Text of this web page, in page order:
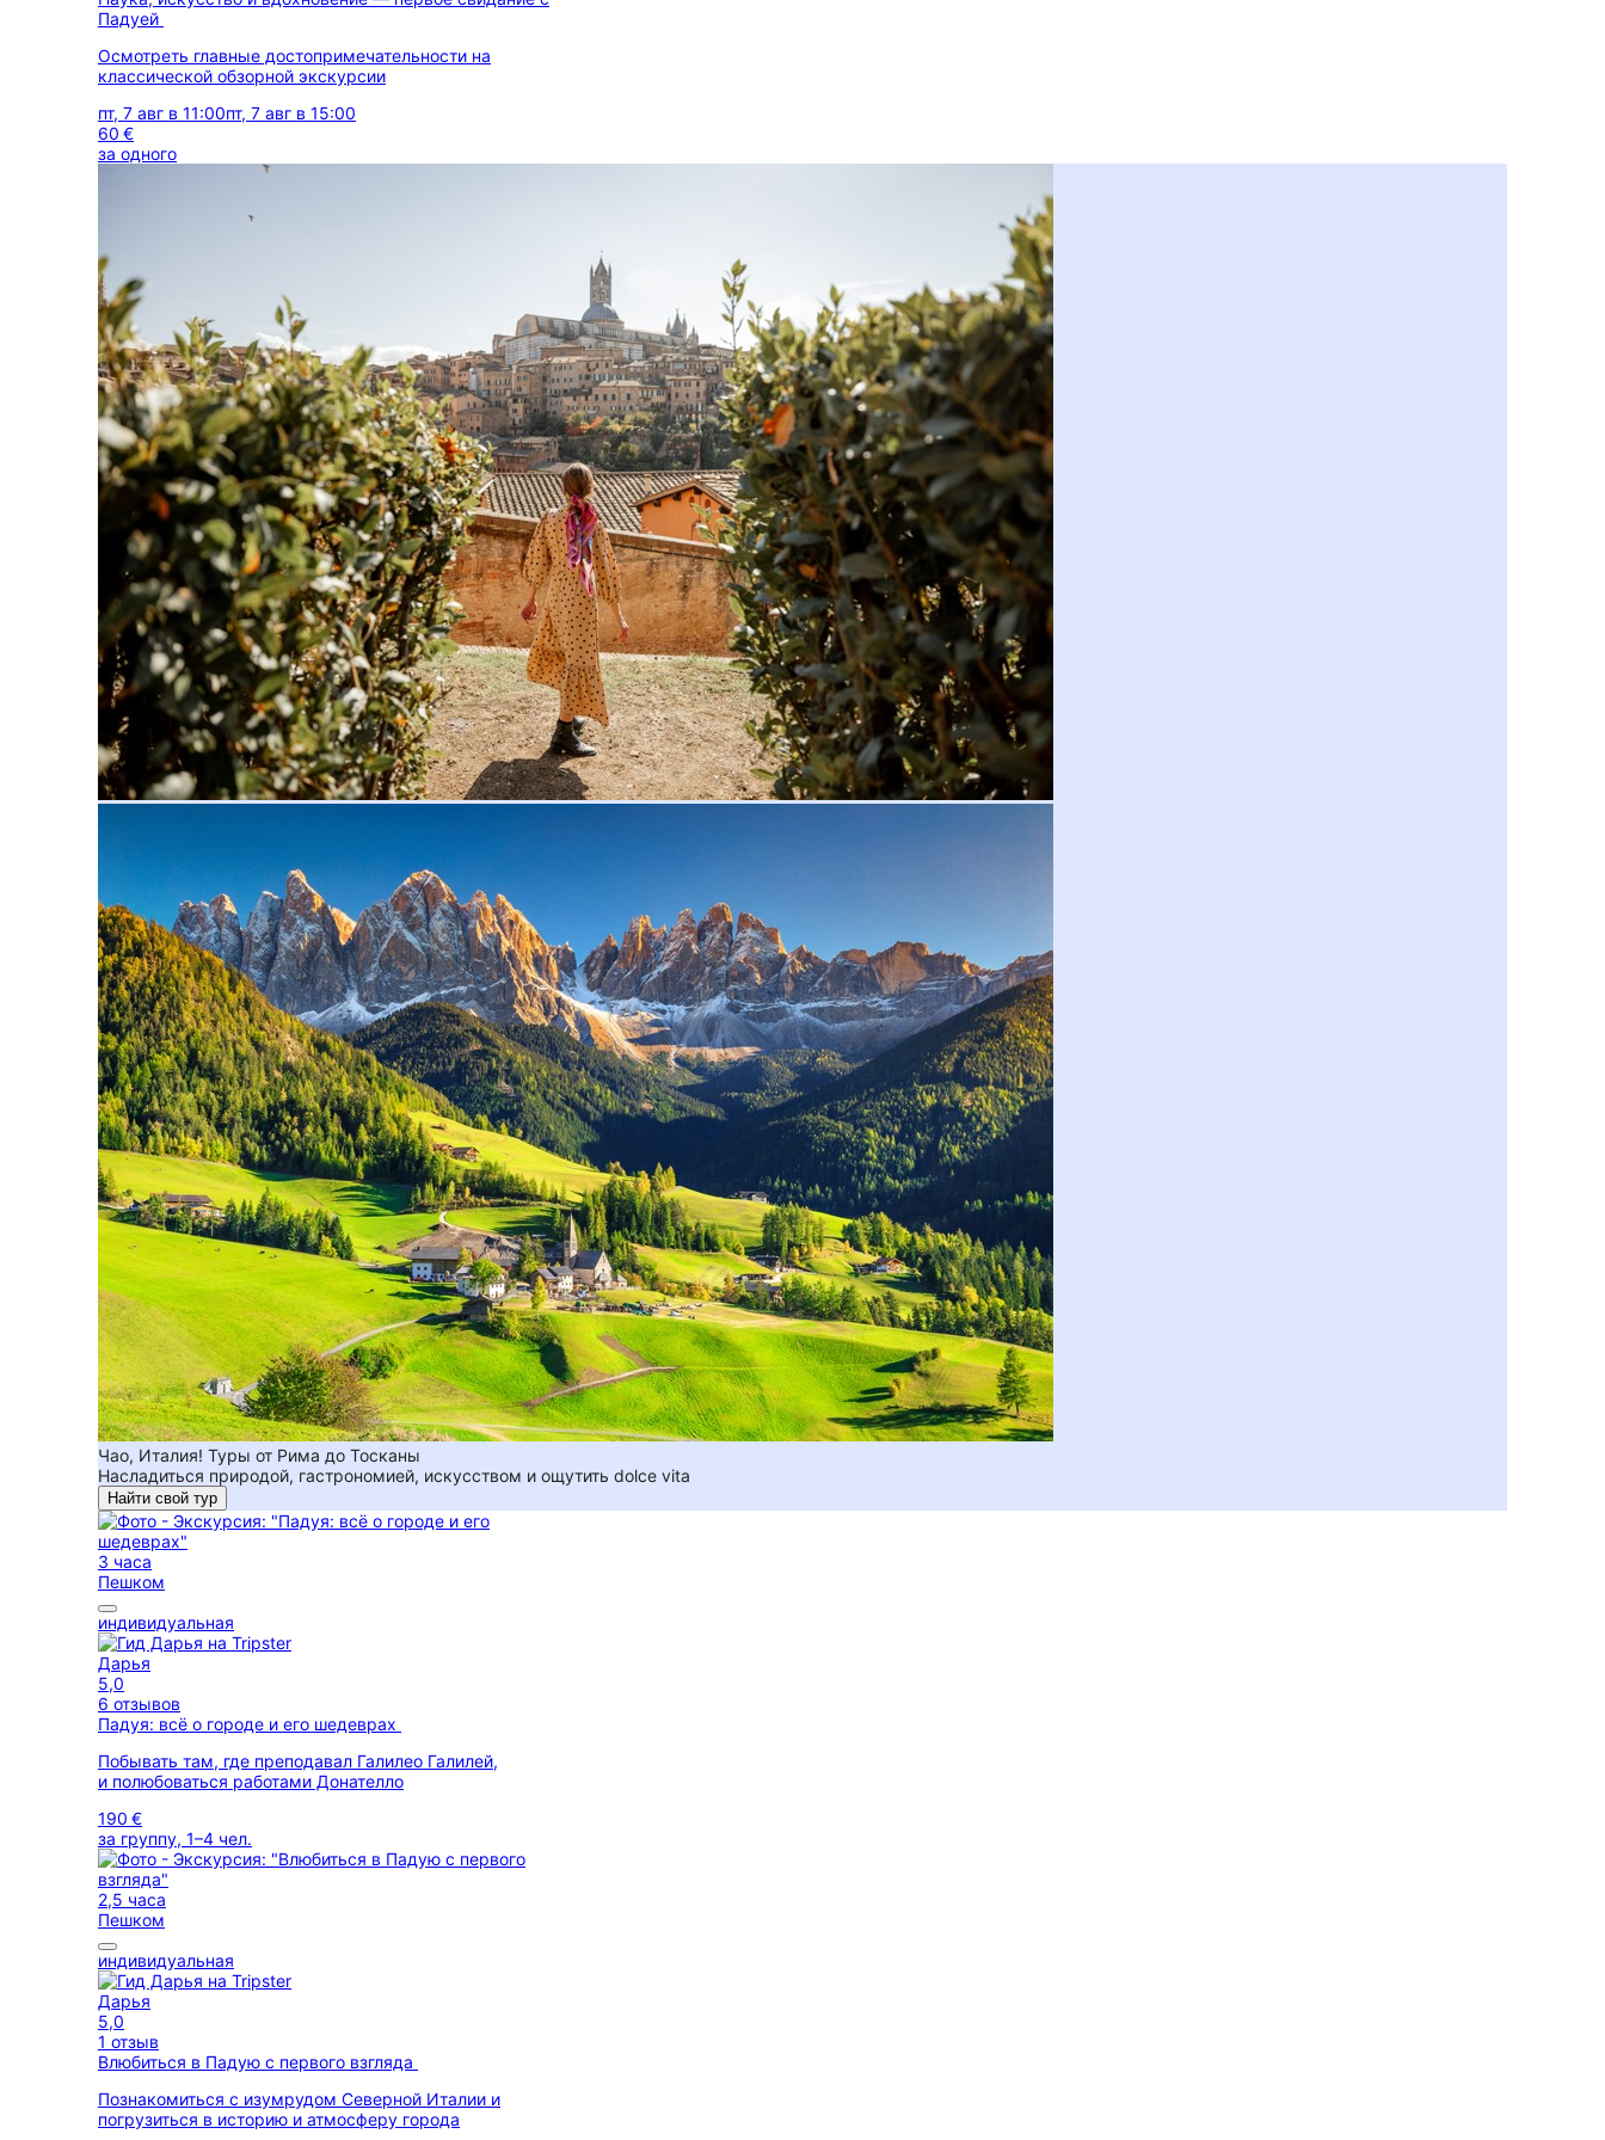
Падуей
Осмотреть главные достопримечательности на
классической обзорной экскурсии
пт, 7 авг в 11:00пт, 7 авг в 15:00
60 €
за одного
Чао, Италия! Туры от Рима до Тосканы
Насладиться природой, гастрономией, искусством и ощутить dolce vita
Найти свой тур
3 часа
Пешком
индивидуальная
Дарья
5,0
6 отзывов
Падуя: всё о городе и его шедеврах
Побывать там, где преподавал Галилео Галилей,
и полюбоваться работами Донателло
190 €
за группу, 1–4 чел.
2,5 часа
Пешком
индивидуальная
Дарья
5,0
1 отзыв
Влюбиться в Падую с первого взгляда
Познакомиться с изумрудом Северной Италии и
погрузиться в историю и атмосферу города